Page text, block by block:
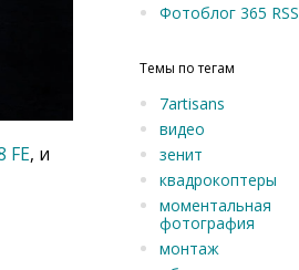
FE, и
Фотоблог 365 RSS
Темы по тегам
7artisans
видео
зенит
квадрокоптеры
моментальная
фотография
монтаж